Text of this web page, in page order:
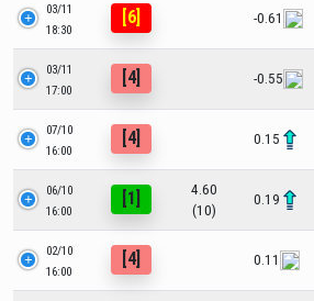
03/11
18:30
[6] -0.61
03/11
17:00
[4] -0.55
07/10
16:00
[4] 0.15
06/10
16:00
[1]
4.60
(10)
0.19
02/10
16:00
[4] 0.11